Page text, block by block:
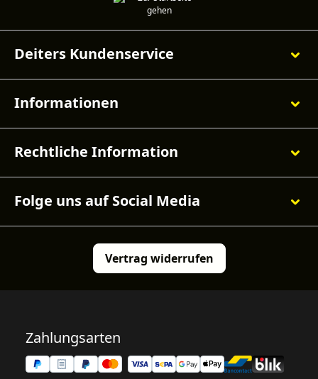
Deiters Kundenservice
Informationen
Rechtliche Information
Folge uns auf Social Media
Vertrag widerrufen
Zahlungsarten